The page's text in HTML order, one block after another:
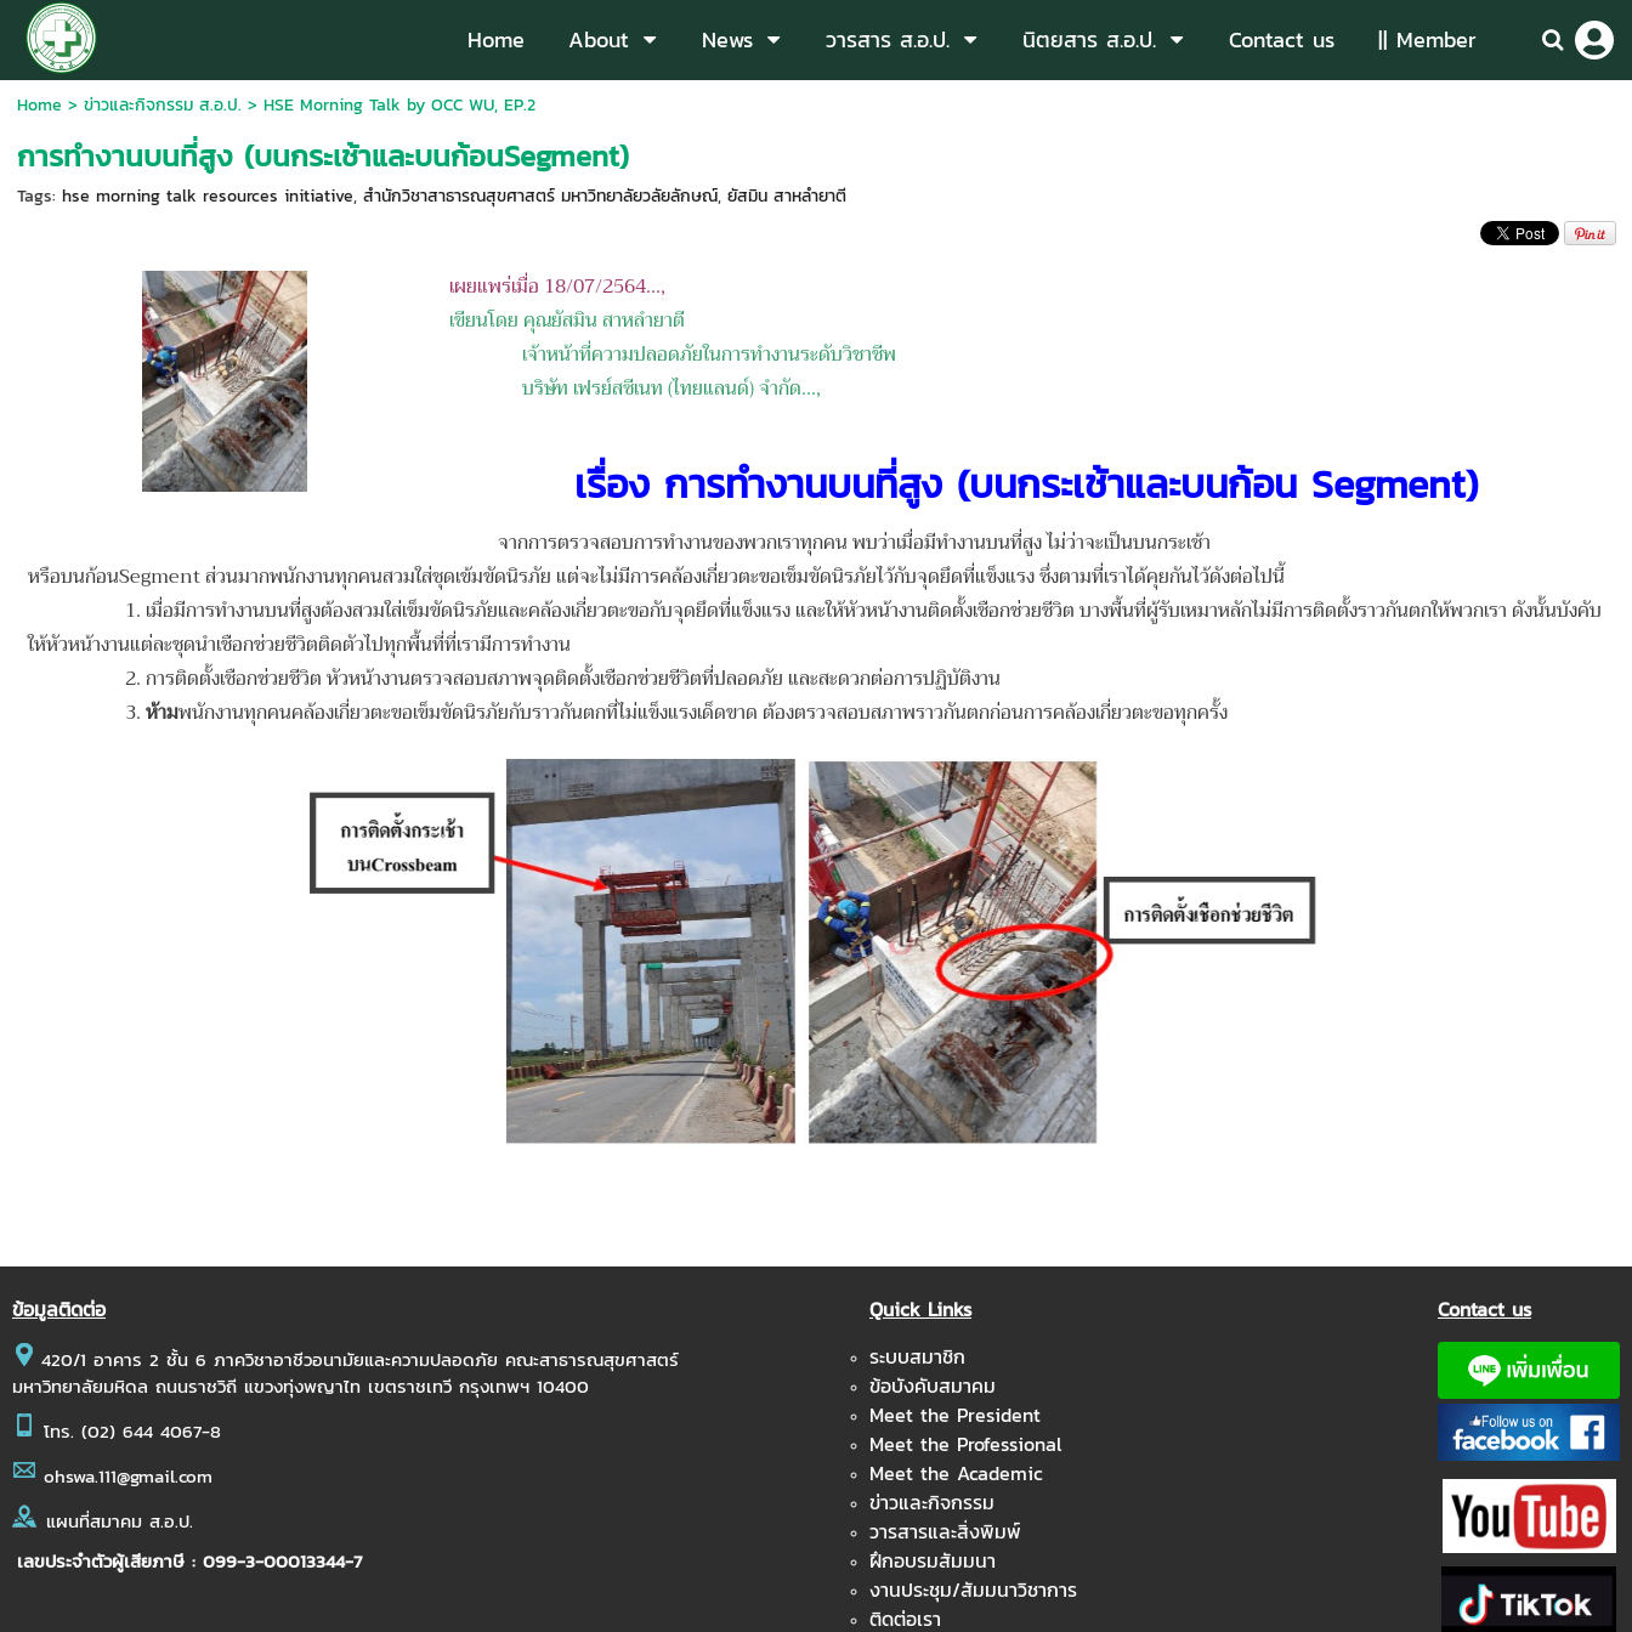
Home About News วารสาร ส.อ.ป. นิตยสาร ส.อ.ป. Contact us || Member
Home > ข่าวและกิจกรรม ส.อ.ป. > HSE Morning Talk by OCC WU, EP.2
การทำงานบนที่สูง (บนกระเช้าและบนก้อนSegment)
Tags: hse morning talk resources initiative, สำนักวิชาสาธารณสุขศาสตร์ มหาวิทยาลัยวลัยลักษณ์, ยัสมิน สาหลำยาตี
เผยแพร่เมื่อ 18/07/2564...,
เขียนโดย คุณยัสมิน สาหลำยาตี
เจ้าหน้าที่ความปลอดภัยในการทำงานระดับวิชาชีพ
บริษัท เฟรย์สซีเนท(ไทยแลนด์)จำกัด...,
เรื่อง การทำงานบนที่สูง (บนกระเช้าและบนก้อน Segment)
จากการตรวจสอบการทำงานของพวกเราทุกคน พบว่าเมื่อมีทำงานบนที่สูง ไม่ว่าจะเป็นบนกระเช้า
หรือบนก้อนSegment ส่วนมากพนักงานทุกคนสวมใส่ชุดเข้มขัดนิรภัย แต่จะไม่มีการคล้องเกี่ยวตะขอเข็มขัดนิรภัยไว้กับจุดยึดที่แข็งแรง ซึ่งตามที่เราได้คุยกันไว้ดังต่อไปนี้
1. เมื่อมีการทำงานบนที่สูงต้องสวมใส่เข็มขัดนิรภัยและคล้องเกี่ยวตะขอกับจุดยึดที่แข็งแรง และให้หัวหน้างานติดตั้งเชือกช่วยชีวิต บางพื้นที่ผู้รับเหมาหลักไม่มีการติดตั้งราวกันตกให้พวกเรา ดังนั้นบังคับ
ให้หัวหน้างานแต่ละชุดนำเชือกช่วยชีวิตติดตัวไปทุกพื้นที่ที่เรามีการทำงาน
2.การติดตั้งเชือกช่วยชีวิต หัวหน้างานตรวจสอบสภาพจุดติดตั้งเชือกช่วยชีวิตที่ปลอดภัย และสะดวกต่อการปฏิบัติงาน
3.ห้ามพนักงานทุกคนคล้องเกี่ยวตะขอเข็มขัดนิรภัยกับราวกันตกที่ไม่แข็งแรงเด็ดขาด ต้องตรวจสอบสภาพราวกันตกก่อนการคล้องเกี่ยวตะขอทุกครั้ง
ข้อมูลติดต่อ
420/1 อาคาร 2 ชั้น 6 ภาควิชาอาชีวอนามัยและความปลอดภัย คณะสาธารณสุขศาสตร์
มหาวิทยาลัยมหิดล ถนนราชวิถี แขวงทุ่งพญาไท เขตราชเทวี กรุงเทพฯ 10400
โทร. (02) 644 4067-8
ohswa.111@gmail.com
แผนที่สมาคม ส.อ.ป.
เลขประจำตัวผู้เสียภาษี : 099-3-00013344-7
Quick Links
ระบบสมาชิก
ข้อบังคับสมาคม
Meet the President
Meet the Professional
Meet the Academic
ข่าวและกิจกรรม
วารสารและสิ่งพิมพ์
ฝึกอบรมสัมมนา
งานประชุม/สัมมนาวิชาการ
ติดต่อเรา
Contact us